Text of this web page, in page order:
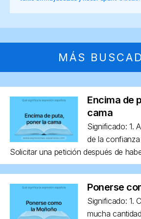
MÁS
Encima de
cama
Significado: 1.
de la
Solicitar una petición después de
Ponerse
Significado: 1.
mucha